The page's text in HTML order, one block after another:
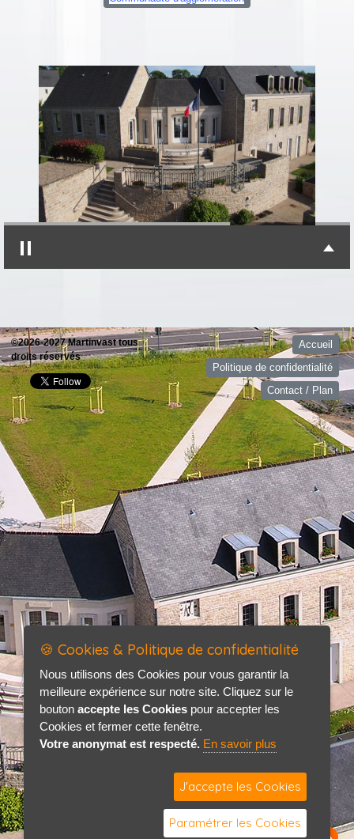
©2026-2027 Martinvast tous
droits réservés
Accueil
Politique de confidentialité
Contact / Plan
🍪 Cookies & Politique de confidentialité
Nous utilisons des Cookies pour vous garantir la
meilleure expérience sur notre site. Cliquez sur le
bouton accepte les Cookies pour accepter les
Cookies et fermer cette fenêtre.
Votre anonymat est respecté. En savoir plus
J'accepte les Cookies
Paramétrer les Cookies